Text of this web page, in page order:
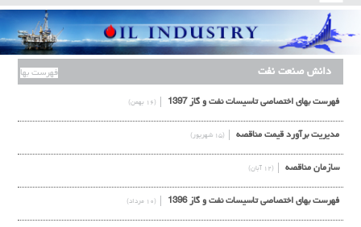
دانش صنعت نفت فهرست بها
فهرست بهای اختصاصی تاسیسات نفت و گاز 1397 (۱۶ بهمن)
مدیریت برآورد قیمت مناقصه (۱۵ شهریور)
سازمان مناقصه (۱۲ آبان)
فهرست بهای اختصاصی تاسیسات نفت و گاز 1396 (۱۰ مرداد)